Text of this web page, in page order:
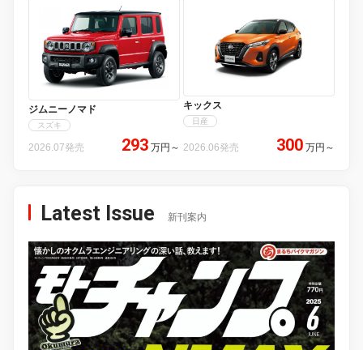
ジムニーノマド
スズキ
2026.07発売 293 万円 ～
キックス
日産
2026.06発売 300 万円 ～
Latest Issue 新刊案内